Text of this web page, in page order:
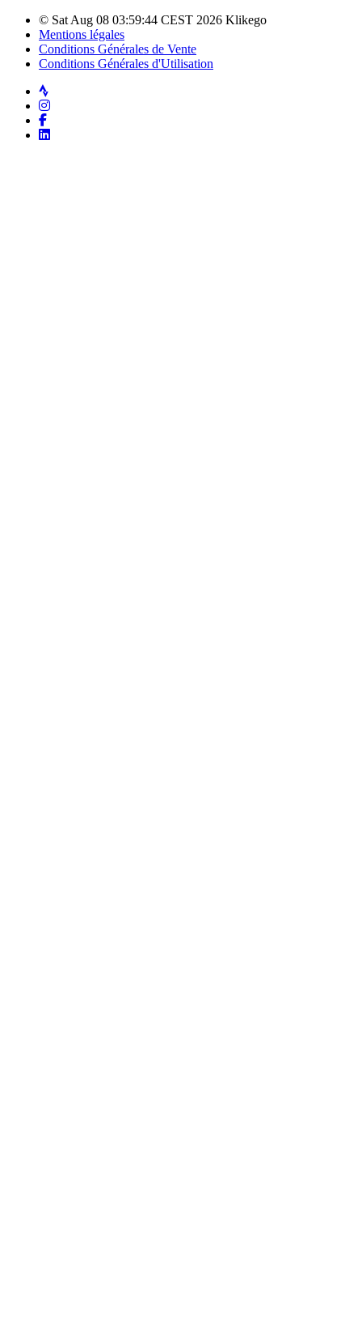
© Sat Aug 08 03:59:44 CEST 2026 Klikego
Mentions légales
Conditions Générales de Vente
Conditions Générales d'Utilisation
Strava
Instagram
Facebook
LinkedIn